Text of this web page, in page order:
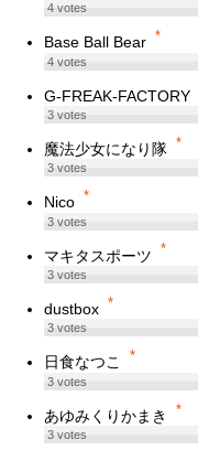
4votes
Base Ball Bear *
4votes
G-FREAK-FACTORY
3votes
魔法少女になり隊 *
3votes
Nico *
3votes
マキタスポーツ *
3votes
dustbox *
3votes
日食なつこ *
3votes
あゆみくりかまき *
3votes